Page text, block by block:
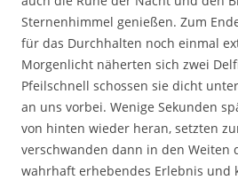
Sternenhimmel genießen. Zum
für das Durchhalten noch einmal
Morgenlicht näherten sich zwei
Pfeilschnell schossen sie dicht
an uns vorbei. Wenige Sekunden
von hinten wieder heran, setzten
verschwanden dann in den Weiten
wahrhaft erhebendes Erlebnis und